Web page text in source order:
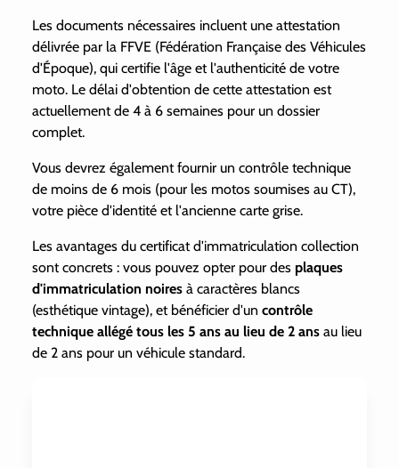
Les documents nécessaires incluent une attestation
délivrée par la FFVE (Fédération Française des Véhicules
d'Époque), qui certifie l'âge et l'authenticité de votre
moto. Le délai d'obtention de cette attestation est
actuellement de 4 à 6 semaines pour un dossier
complet.
Vous devrez également fournir un contrôle technique
de moins de 6 mois (pour les motos soumises au CT),
votre pièce d'identité et l'ancienne carte grise.
Les avantages du certificat d'immatriculation collection
sont concrets : vous pouvez opter pour des plaques
d'immatriculation noires à caractères blancs
(esthétique vintage), et bénéficier d'un contrôle
technique allégé tous les 5 ans au lieu de 2 ans au lieu
de 2 ans pour un véhicule standard.